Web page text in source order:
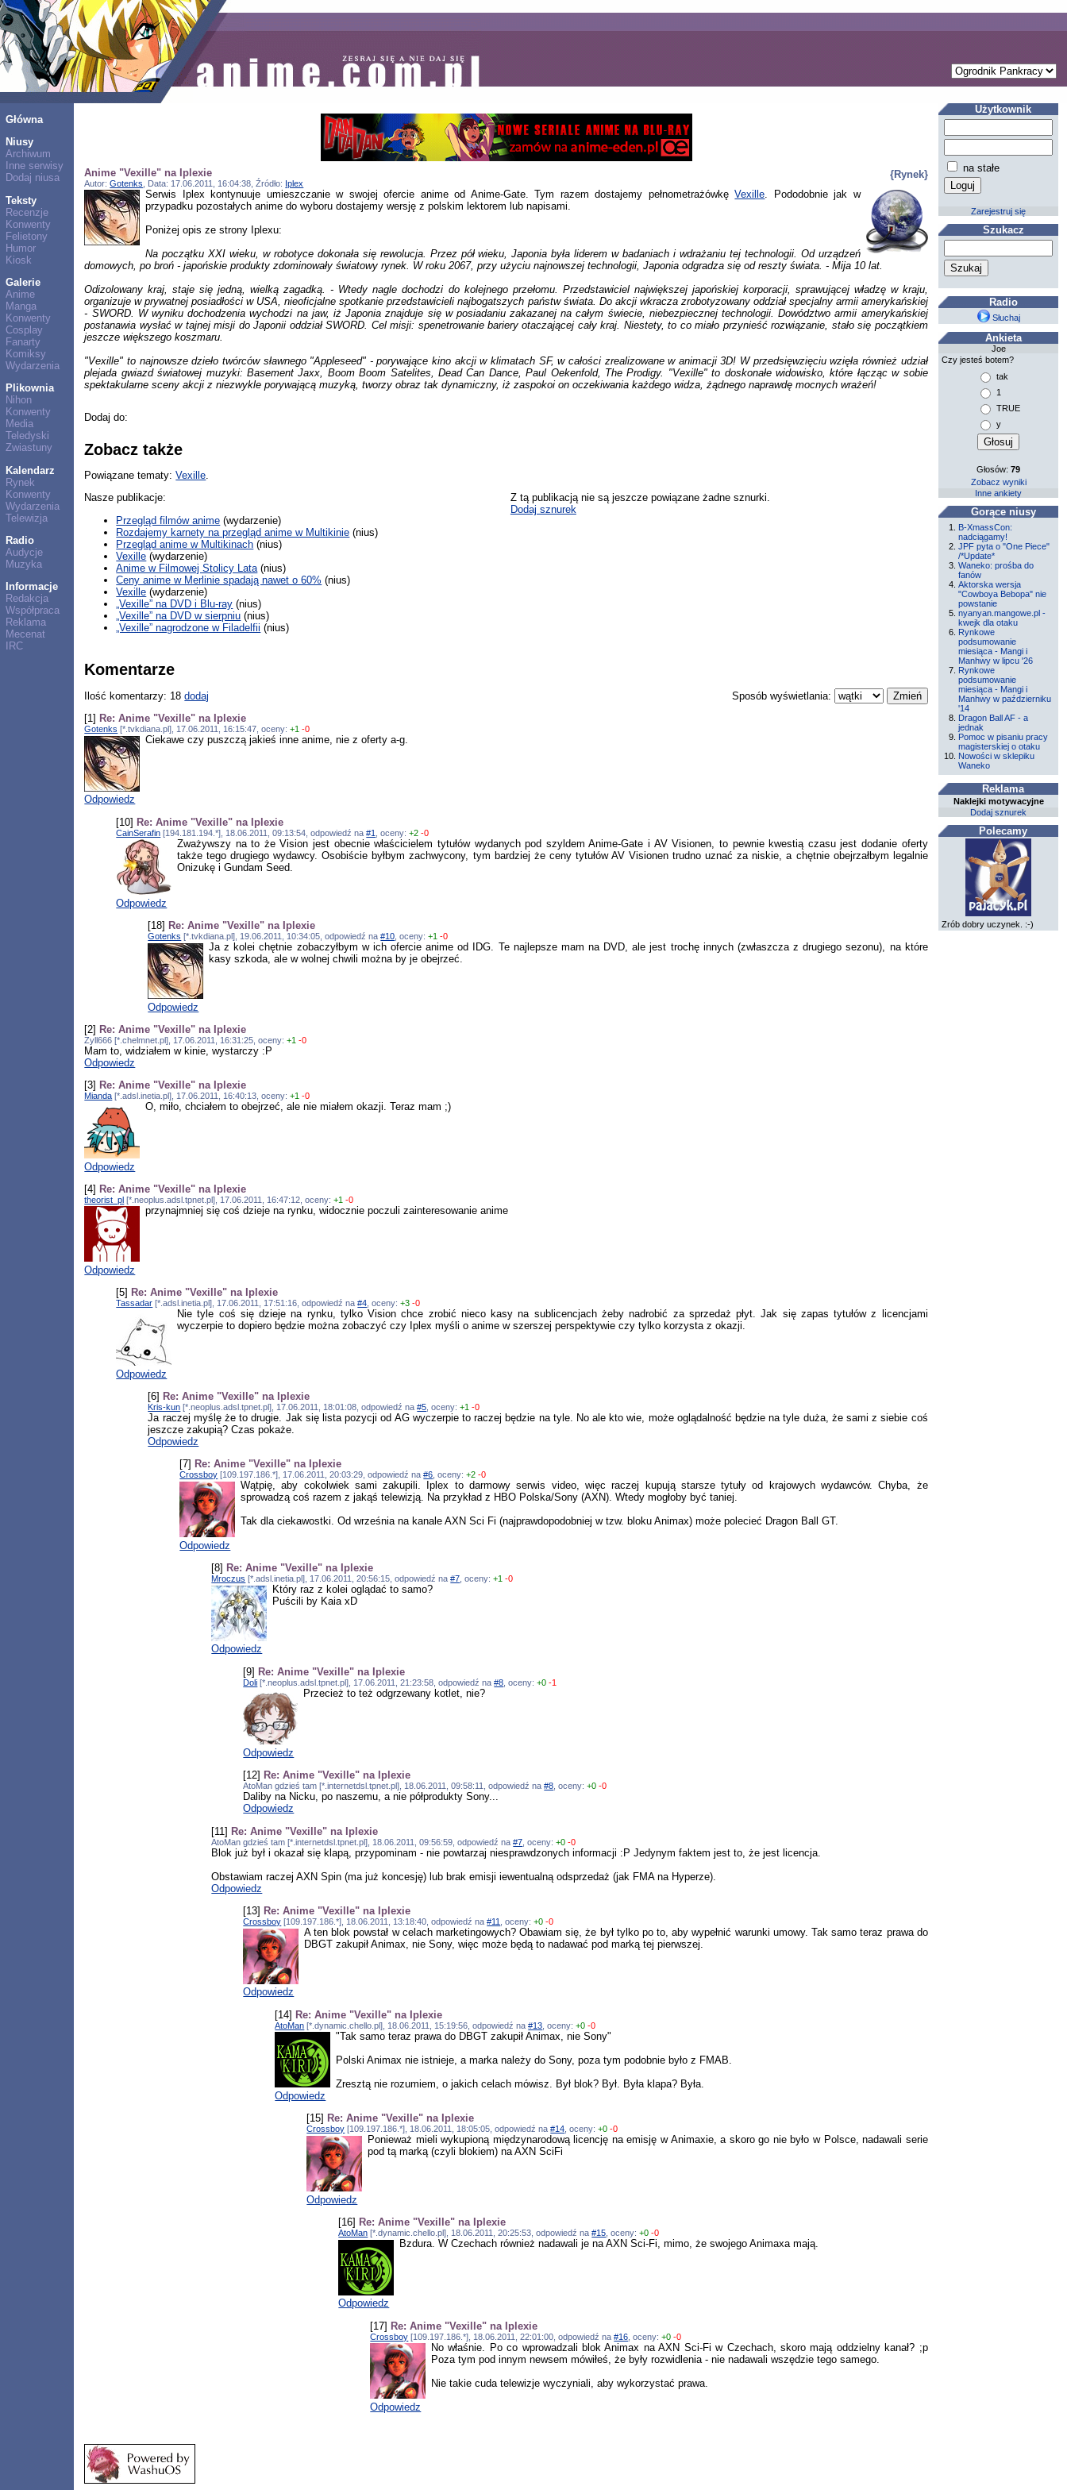
Główna
Niusy
Archiwum
Inne serwisy
Dodaj niusa
Teksty
Recenzje
Konwenty
Felietony
Humor
Kiosk
Galerie
Anime
Manga
Konwenty
Cosplay
Fanarty
Komiksy
Wydarzenia
Plikownia
Nihon
Konwenty
Media
Teledyski
Zwiastuny
Kalendarz
Rynek
Konwenty
Wydarzenia
Telewizja
Radio
Audycje
Muzyka
Informacje
Redakcja
Współpraca
Reklama
Mecenat
IRC
{Rynek}
Anime "Vexille" na Iplexie
Autor:Gotenks , Data: 17.06.2011, 16:04:38, Źródło: Iplex
Serwis Iplex kontynuuje umieszczanie w swojej ofercie anime od Anime-Gate. Tym razem dostajemy pełnometrażówkęVexille . Pododobnie jak w
przypadku pozostałych anime do wyboru dostajemy wersję z polskim lektorem lub napisami.
Poniżej opis ze strony Iplexu:
Na początku XXI wieku, w robotyce dokonała się rewolucja. Przez pół wieku, Japonia była liderem w badaniach i wdrażaniu tej technologii. Od urządzeń
domowych, po broń - japońskie produkty zdominowały światowy rynek. W roku 2067, przy użyciu najnowszej technologii, Japonia odgradza się od reszty świata. - Mija 10 lat.
Odizolowany kraj, staje się jedną, wielką zagadką. - Wtedy nagle dochodzi do kolejnego przełomu. Przedstawiciel największej japońskiej korporacji, sprawującej władzę w kraju,
organizuje w prywatnej posiadłości w USA, nieoficjalne spotkanie przedstawicieli najbogatszych państw świata. Do akcji wkracza zrobotyzowany oddział specjalny armii amerykańskiej
- SWORD. W wyniku dochodzenia wychodzi na jaw, iż Japonia znajduje się w posiadaniu zakazanej na całym świecie, niebezpiecznej technologii. Dowództwo armii amerykańskiej
postanawia wysłać w tajnej misji do Japonii oddział SWORD. Cel misji: spenetrowanie bariery otaczającej cały kraj. Niestety, to co miało przynieść rozwiązanie, stało się początkiem
jeszcze większego koszmaru.
"Vexille" to najnowsze dzieło twórców sławnego "Appleseed" - porywające kino akcji w klimatach SF, w całości zrealizowane w animacji 3D! W przedsięwzięciu wzięła również udział
plejada gwiazd światowej muzyki: Basement Jaxx, Boom Boom Satelites, Dead Can Dance, Paul Oekenfold, The Prodigy. "Vexille" to doskonałe widowisko, które łącząc w sobie
spektakularne sceny akcji z niezwykle porywającą muzyką, tworzy obraz tak dynamiczny, iż zaspokoi on oczekiwania każdego widza, żądnego naprawdę mocnych wrażeń!
Dodaj do:
Zobacz także
Powiązane tematy:Vexille
Nasze publikacje:
Przegląd filmów anime (wydarzenie)
Rozdajemy karnety na przegląd anime w Multikinie (nius)
Przegląd anime w Multikinach (nius)
Vexille (wydarzenie)
Anime w Filmowej Stolicy Lata (nius)
Ceny anime w Merlinie spadają nawet o 60% (nius)
Vexille (wydarzenie)
„Vexille” na DVD i Blu-ray (nius)
„Vexille” na DVD w sierpniu (nius)
„Vexille” nagrodzone w Filadelfii (nius)
Z tą publikacją nie są jeszcze powiązane żadne sznurki.
Dodaj sznurek
Komentarze
Sposób wyświetlania:
Ilość komentarzy: 18dodaj
[1] Re: Anime "Vexille" na Iplexie
Gotenks [*.tvkdiana.pl], 17.06.2011, 16:15:47, oceny:+1 -0
Ciekawe czy puszczą jakieś inne anime, nie z oferty a-g.
Odpowiedz
[10] Re: Anime "Vexille" na Iplexie
CainSerafin [194.181.194.*], 18.06.2011, 09:13:54, odpowiedź na#1 , oceny:+2 -0
Zważywszy na to że Vision jest obecnie właścicielem tytułów wydanych pod szyldem Anime-Gate i AV Visionen, to pewnie kwestią czasu jest dodanie oferty
także tego drugiego wydawcy. Osobiście byłbym zachwycony, tym bardziej że ceny tytułów AV Visionen trudno uznać za niskie, a chętnie obejrzałbym legalnie
Onizukę i Gundam Seed.
Odpowiedz
[18] Re: Anime "Vexille" na Iplexie
Gotenks [*.tvkdiana.pl], 19.06.2011, 10:34:05, odpowiedź na#10 , oceny:+1 -0
Ja z kolei chętnie zobaczyłbym w ich ofercie anime od IDG. Te najlepsze mam na DVD, ale jest trochę innych (zwłaszcza z drugiego sezonu), na które
kasy szkoda, ale w wolnej chwili można by je obejrzeć.
Odpowiedz
[2] Re: Anime "Vexille" na Iplexie
Zyll666 [*.chelmnet.pl], 17.06.2011, 16:31:25, oceny:+1 -0
Mam to, widziałem w kinie, wystarczy :P
Odpowiedz
[3] Re: Anime "Vexille" na Iplexie
Mianda [*.adsl.inetia.pl], 17.06.2011, 16:40:13, oceny:+1 -0
O, miło, chciałem to obejrzeć, ale nie miałem okazji. Teraz mam ;)
Odpowiedz
[4] Re: Anime "Vexille" na Iplexie
theorist_pl [*.neoplus.adsl.tpnet.pl], 17.06.2011, 16:47:12, oceny:+1 -0
przynajmniej się coś dzieje na rynku, widocznie poczuli zainteresowanie anime
Odpowiedz
[5] Re: Anime "Vexille" na Iplexie
Tassadar [*.adsl.inetia.pl], 17.06.2011, 17:51:16, odpowiedź na#4, oceny:+3 -0
Nie tyle coś się dzieje na rynku, tylko Vision chce zrobić nieco kasy na sublicencjach żeby nadrobić za sprzedaż płyt. Jak się zapas tytułów z licencjami
wyczerpie to dopiero będzie można zobaczyć czy Iplex myśli o anime w szerszej perspektywie czy tylko korzysta z okazji.
Odpowiedz
[6] Re: Anime "Vexille" na Iplexie
Kris-kun [*.neoplus.adsl.tpnet.pl], 17.06.2011, 18:01:08, odpowiedź na#5 , oceny:+1 -0
Ja raczej myślę że to drugie. Jak się lista pozycji od AG wyczerpie to raczej będzie na tyle. No ale kto wie, może oglądalność będzie na tyle duża, że sami z siebie coś
jeszcze zakupią? Czas pokaże.
Odpowiedz
[7] Re: Anime "Vexille" na Iplexie
Crossboy [109.197.186.*], 17.06.2011, 20:03:29, odpowiedź na#6, oceny:+2 -0
Wątpię, aby cokolwiek sami zakupili. Iplex to darmowy serwis video, więc raczej kupują starsze tytuły od krajowych wydawców. Chyba, że
sprowadzą coś razem z jakąś telewizją. Na przykład z HBO Polska/Sony (AXN). Wtedy mogłoby być taniej.
Tak dla ciekawostki. Od września na kanale AXN Sci Fi (najprawdopodobniej w tzw. bloku Animax) może polecieć Dragon Ball GT.
Odpowiedz
[8] Re: Anime "Vexille" na Iplexie
Mroczus [*.adsl.inetia.pl], 17.06.2011, 20:56:15, odpowiedź na#7 , oceny:+1 -0
Który raz z kolei oglądać to samo?
Puścili by Kaia xD
Odpowiedz
[9] Re: Anime "Vexille" na Iplexie
Doli [*.neoplus.adsl.tpnet.pl], 17.06.2011, 21:23:58, odpowiedź na#8 , oceny:+0 -1
Przecież to też odgrzewany kotlet, nie?
Odpowiedz
[12] Re: Anime "Vexille" na Iplexie
AtoMan gdzieś tam [*.internetdsl.tpnet.pl], 18.06.2011, 09:58:11, odpowiedź na#8 , oceny:+0 -0
Daliby na Nicku, po naszemu, a nie półprodukty Sony...
Odpowiedz
[11] Re: Anime "Vexille" na Iplexie
AtoMan gdzieś tam [*.internetdsl.tpnet.pl], 18.06.2011, 09:56:59, odpowiedź na#7 , oceny:+0 -0
Blok już był i okazał się klapą, przypominam - nie powtarzaj niesprawdzonych informacji :P Jedynym faktem jest to, że jest licencja.
Obstawiam raczej AXN Spin (ma już koncesję) lub brak emisji iewentualną odsprzedaż (jak FMA na Hyperze).
Odpowiedz
[13] Re: Anime "Vexille" na Iplexie
Crossboy [109.197.186.*], 18.06.2011, 13:18:40, odpowiedź na#11 , oceny:+0 -0
A ten blok powstał w celach marketingowych? Obawiam się, że był tylko po to, aby wypełnić warunki umowy. Tak samo teraz prawa do
DBGT zakupił Animax, nie Sony, więc może będą to nadawać pod marką tej pierwszej.
Odpowiedz
[14] Re: Anime "Vexille" na Iplexie
AtoMan [*.dynamic.chello.pl], 18.06.2011, 15:19:56, odpowiedź na#13 , oceny:+0 -0
"Tak samo teraz prawa do DBGT zakupił Animax, nie Sony"
Polski Animax nie istnieje, a marka należy do Sony, poza tym podobnie było z FMAB.
Zresztą nie rozumiem, o jakich celach mówisz. Był blok? Był. Była klapa? Była.
Odpowiedz
[15] Re: Anime "Vexille" na Iplexie
Crossboy [109.197.186.*], 18.06.2011, 18:05:05, odpowiedź na#14 , oceny:+0 -0
Ponieważ mieli wykupioną międzynarodową licencję na emisję w Animaxie, a skoro go nie było w Polsce, nadawali serie
pod tą marką (czyli blokiem) na AXN SciFi
Odpowiedz
[16] Re: Anime "Vexille" na Iplexie
AtoMan [*.dynamic.chello.pl], 18.06.2011, 20:25:53, odpowiedź na#15 , oceny:+0 -0
Bzdura. W Czechach również nadawali je na AXN Sci-Fi, mimo, że swojego Animaxa mają.
Odpowiedz
[17] Re: Anime "Vexille" na Iplexie
Crossboy [109.197.186.*], 18.06.2011, 22:01:00, odpowiedź na#16 , oceny:+0 -0
No właśnie. Po co wprowadzali blok Animax na AXN Sci-Fi w Czechach, skoro mają oddzielny kanał? ;p
Poza tym pod innym newsem mówiłeś, że były rozwidlenia - nie nadawali wszędzie tego samego.
Nie takie cuda telewizje wyczyniali, aby wykorzystać prawa.
Odpowiedz
Użytkownik
na stałe
Zarejestruj się
Szukacz
Radio
Słuchaj
Ankieta
Joe
Czy jesteś botem?
tak
1
TRUE
y
Głosów:79
Zobacz wyniki
Inne ankiety
Gorące niusy
B-XmassCon:
nadciągamy!
JPF pyta o "One Piece"
/*Update*
Waneko: prośba do
fanów
Aktorska wersja
"Cowboya Bebopa" nie
powstanie
nyanyan.mangowe.pl -
kwejk dla otaku
Rynkowe
podsumowanie
miesiąca - Mangi i
Manhwy w lipcu '26
Rynkowe
podsumowanie
miesiąca - Mangi i
Manhwy w październiku
'14
Dragon Ball AF - a
jednak
Pomoc w pisaniu pracy
magisterskiej o otaku
Nowości w sklepiku
Waneko
Reklama
Naklejki motywacyjne
Dodaj sznurek
Polecamy
Zrób dobry uczynek. :-)